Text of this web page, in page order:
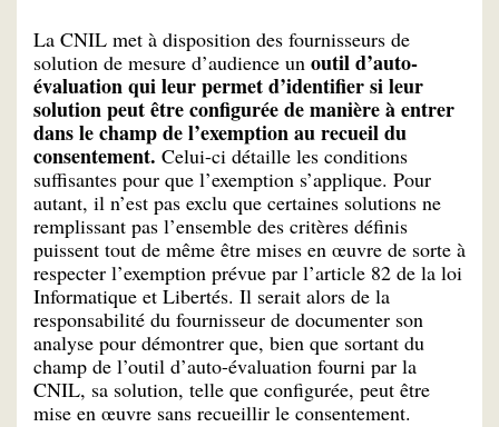
La CNIL met à disposition des fournisseurs de
solution de mesure d’audience un outil d’auto-
évaluation qui leur permet d’identifier si leur
solution peut être configurée de manière à entrer
dans le champ de l’exemption au recueil du
consentement. Celui-ci détaille les conditions
suffisantes pour que l’exemption s’applique. Pour
autant, il n’est pas exclu que certaines solutions ne
remplissant pas l’ensemble des critères définis
puissent tout de même être mises en œuvre de sorte à
respecter l’exemption prévue par l’article 82 de la loi
Informatique et Libertés. Il serait alors de la
responsabilité du fournisseur de documenter son
analyse pour démontrer que, bien que sortant du
champ de l’outil d’auto-évaluation fourni par la
CNIL, sa solution, telle que configurée, peut être
mise en œuvre sans recueillir le consentement.